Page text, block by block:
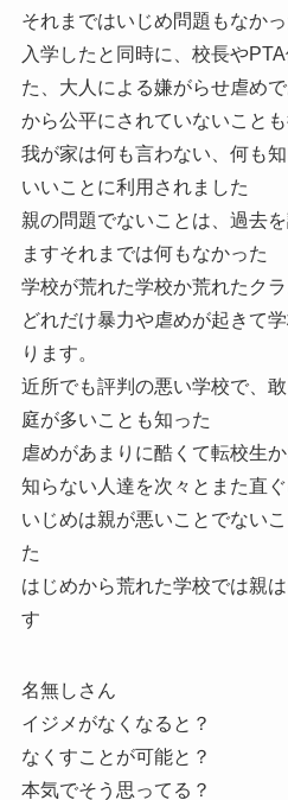
それまではいじめ問題もなかっ
入学したと同時に、校長や
た、大人による嫌がらせ虐め
から公平にされていないこと
我が家は何も言わない、何も
いいことに利用されました
親の問題でないことは、過去
ますそれまでは何もなかった
学校が荒れた学校か荒れたク
どれだけ暴力や虐めが起きて
ります。
近所でも評判の悪い学校で、
庭が多いことも知った
虐めがあまりに酷くて転校生
知らない人達を次々とまた直
いじめは親が悪いことでない
た
はじめから荒れた学校では親
す
名無しさん
イジメがなくなると？
なくすことが可能と？
本気でそう思ってる？